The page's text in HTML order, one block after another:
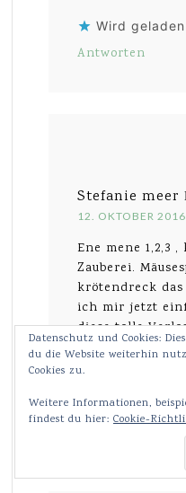
Wird
Antworten
Stefanie meer
12. OKTOBER
Ene mene 1,2,3
Zauberei.
krötendreck
ich mir jetzt
diese tolle
gedrückt
etwas Glück.
Wird
Datenschutz und Cookies:
du die Website weiterhin
Cookies zu.
Weitere Informationen,
findest du hier: Cookie-